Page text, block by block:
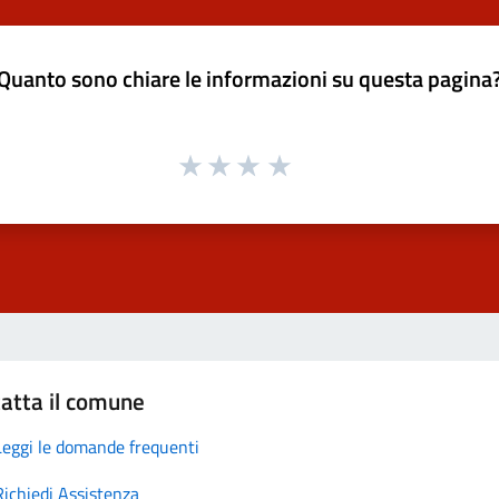
sono chiare le informazioni su questa
il comune
le domande frequenti
Assistenza